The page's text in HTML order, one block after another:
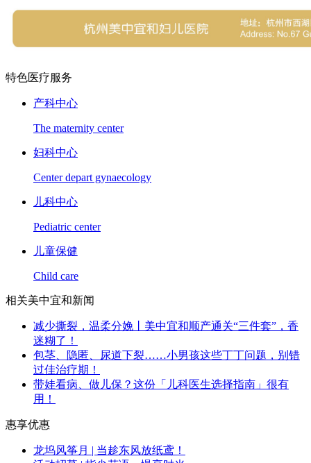
特色医疗服务
产科中心
The maternity center
妇科中心
Center depart gynaecology
儿科中心
Pediatric center
儿童保健
Child care
相关美中宜和新闻
减少撕裂，温柔分娩丨美中宜和顺产通关“三件套”，香
迷糊了！
包茎、隐匿、尿道下裂……小男孩这些丁丁问题，别错
过佳治疗期！
带娃看病、做儿保？这份「儿科医生选择指南」很有
用！
惠享优惠
龙坞风筝月 | 当趁东风放纸鸢！